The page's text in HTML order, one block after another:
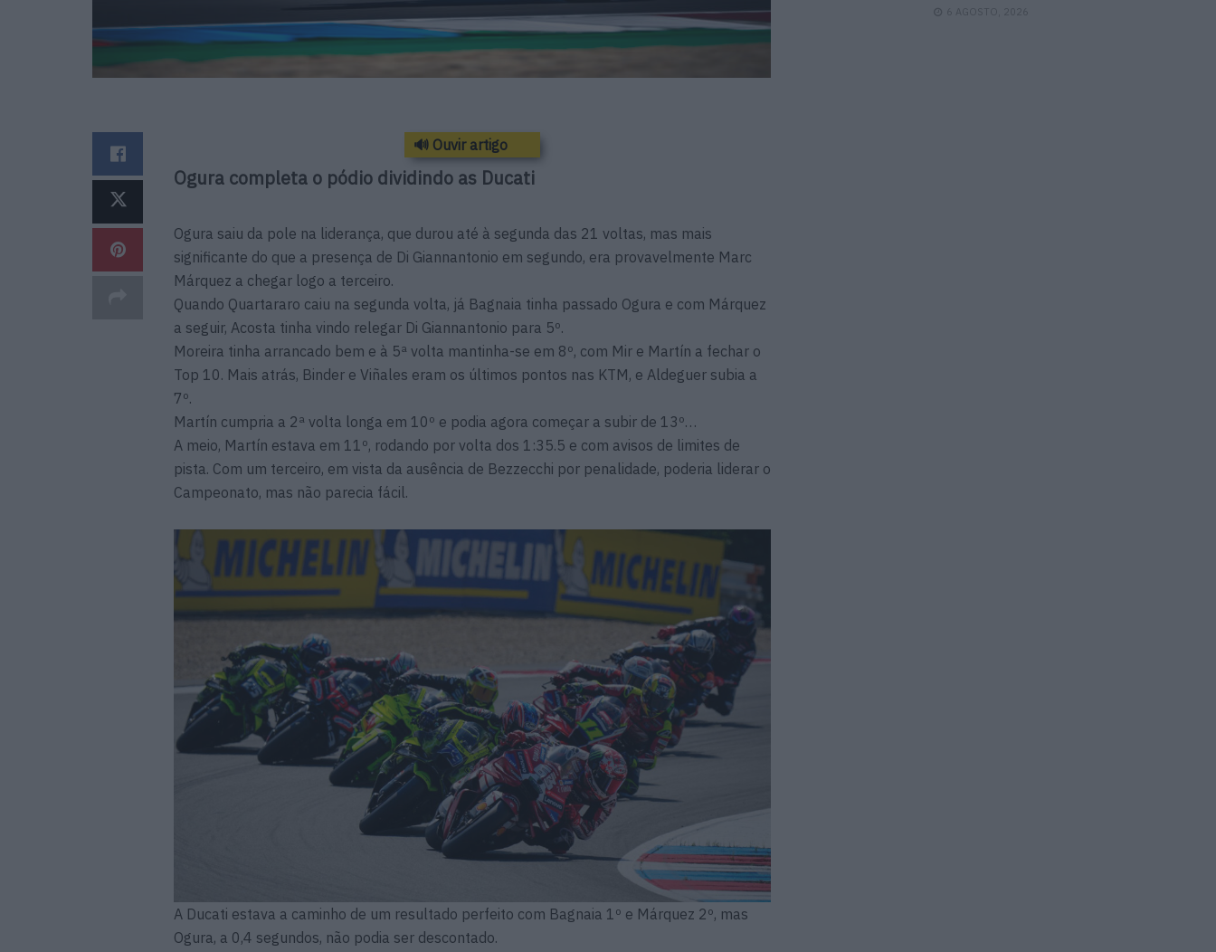
🔊 Ouvir artigo
Ogura completa o pódio dividindo as Ducati
Ogura saiu da pole na liderança, que durou até à segunda das 21 voltas, mas mais
significante do que a presença de Di Giannantonio em segundo, era provavelmente Marc
Márquez a chegar logo a terceiro.
Quando Quartararo caiu na segunda volta, já Bagnaia tinha passado Ogura e com Márquez
a seguir, Acosta tinha vindo relegar Di Giannantonio para 5º.
Moreira tinha arrancado bem e à 5ª volta mantinha-se em 8º, com Mir e Martín a fechar o
Top 10. Mais atrás, Binder e Viñales eram os últimos pontos nas KTM, e Aldeguer subia a
7º.
Martín cumpria a 2ª volta longa em 10º e podia agora começar a subir de 13º…
A meio, Martín estava em 11º, rodando por volta dos 1:35.5 e com avisos de limites de
pista. Com um terceiro, em vista da ausência de Bezzecchi por penalidade, poderia liderar o
Campeonato, mas não parecia fácil.
A Ducati estava a caminho de um resultado perfeito com Bagnaia 1º e Márquez 2º, mas
Ogura, a 0,4 segundos, não podia ser descontado.
6 AGOSTO, 2026